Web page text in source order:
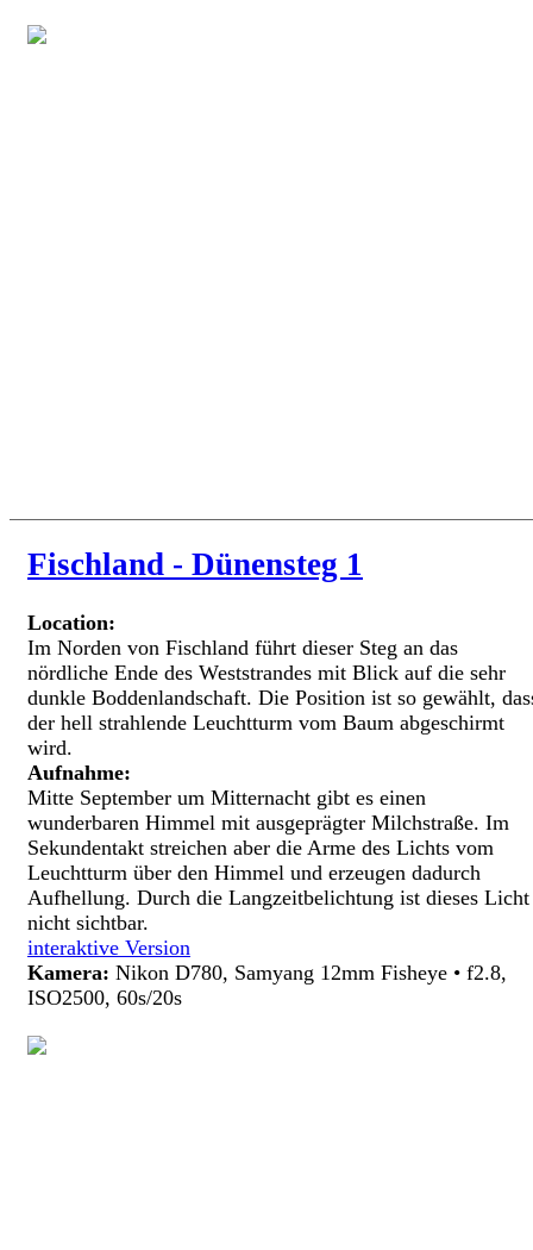
Fischland - Dünensteg 1
Location:
Im Norden von Fischland führt dieser Steg an das
nördliche Ende des Weststrandes mit Blick auf die sehr
dunkle Boddenlandschaft. Die Position ist so gewählt,
der hell strahlende Leuchtturm vom Baum abgeschirmt
wird.
Aufnahme:
Mitte September um Mitternacht gibt es einen
wunderbaren Himmel mit ausgeprägter Milchstraße. Im
Sekundentakt streichen aber die Arme des Lichts vom
Leuchtturm über den Himmel und erzeugen dadurch
Aufhellung. Durch die Langzeitbelichtung ist dieses Licht
nicht sichtbar.
interaktive Version
Kamera: Nikon D780, Samyang 12mm Fisheye • f2.8,
ISO2500, 60s/20s